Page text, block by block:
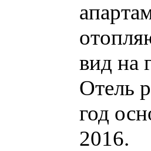
вид на
Отель
год
2016.